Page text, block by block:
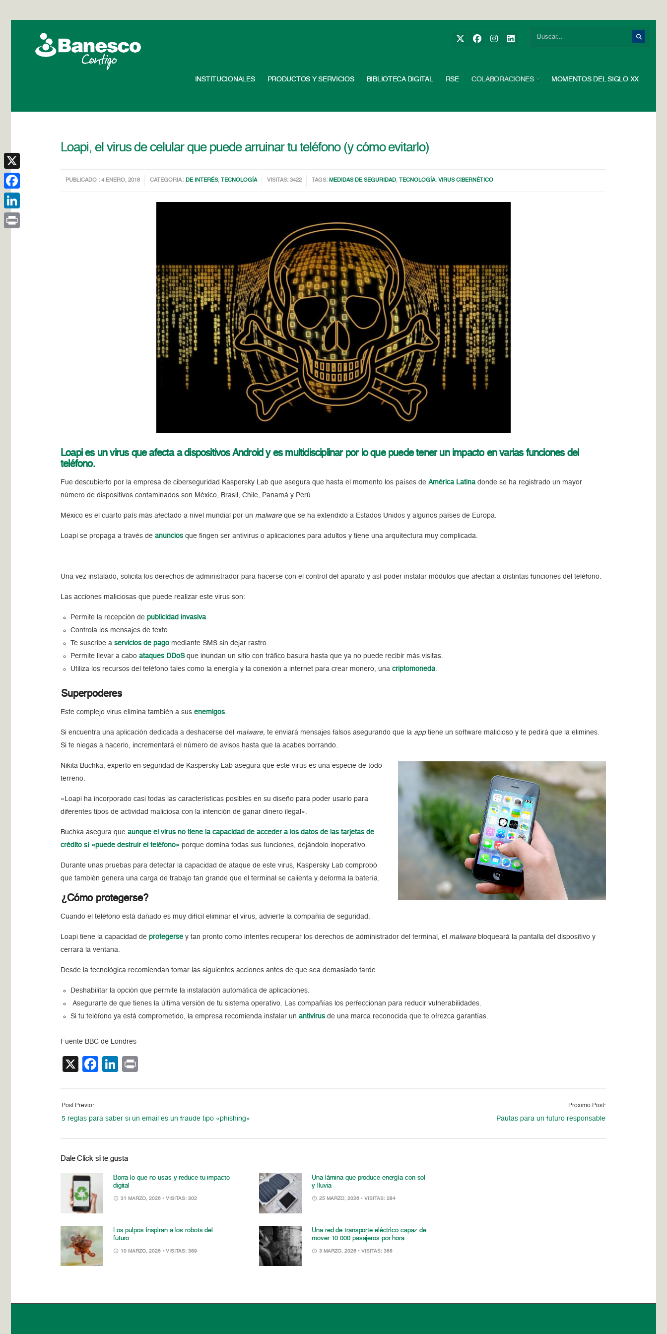
INSTITUCIONALES PRODUCTOS Y SERVICIOS BIBLIOTECA DIGITAL RSE COLABORACIONES MOMENTOS DEL SIGLO XX
Loapi, el virus de celular que puede arruinar tu teléfono (y cómo evitarlo)
PUBLICADO : 4 ENERO, 2018 CATEGORIA : DE INTERÉS, TECNOLOGÍA VISITAS: 3422 TAGS: MEDIDAS DE SEGURIDAD, TECNOLOGÍA,VIRUS CIBERNÉTICO
Loapi es un virus que afecta a dispositivos Android y es multidisciplinar por lo que puede tener un impacto en varias funciones del
teléfono.
Fue descubierto por la empresa de ciberseguridad Kaspersky Lab que asegura que hasta el momento los países deAmérica Latina donde se ha registrado un mayor
número de dispositivos contaminados son México, Brasil, Chile, Panamá y Perú.
México es el cuarto país más afectado a nivel mundial por un malwareque se ha extendido a Estados Unidos y algunos países de Europa.
Loapi se propaga a través deanuncios que fingen ser antivirus o aplicaciones para adultos y tiene una arquitectura muy complicada.
Una vez instalado, solicita los derechos de administrador para hacerse con el control del aparato y así poder instalar módulos que afectan a distintas funciones del teléfono.
Las acciones maliciosas que puede realizar este virus son:
Permite la recepción de publicidad invasiva
Controla los mensajes de texto.
Te suscribe aservicios de pago mediante SMS sin dejar rastro.
Permite llevar a caboataques DDoS que inundan un sitio con tráfico basura hasta que ya no puede recibir más visitas.
Utiliza los recursos del teléfono tales como la energía y la conexión a internet para crear monero, unacriptomoneda
Superpoderes
Este complejo virus elimina también a susenemigos
Si encuentra una aplicación dedicada a deshacerse del malware, te enviará mensajes falsos asegurando que la apptiene un software malicioso y te pedirá que la elimines.
Si te niegas a hacerlo, incrementará el número de avisos hasta que la acabes borrando.
Nikita Buchka, experto en seguridad de Kaspersky Lab asegura que este virus es una especie de todo
terreno.
«Loapi ha incorporado casi todas las características posibles en su diseño para poder usarlo para
diferentes tipos de actividad maliciosa con la intención de ganar dinero ilegal».
Buchka asegura queaunque el virus no tiene la capacidad de acceder a los datos de las tarjetas de
crédito sí «puede destruir el teléfono» porque domina todas sus funciones, dejándolo inoperativo.
Durante unas pruebas para detectar la capacidad de ataque de este virus, Kaspersky Lab comprobó
que también genera una carga de trabajo tan grande que el terminal se calienta y deforma la batería.
¿Cómo protegerse?
Cuando el teléfono está dañado es muy difícil eliminar el virus, advierte la compañía de seguridad.
Loapi tiene la capacidad deprotegerse y tan pronto como intentes recuperar los derechos de administrador del terminal, el malwarebloqueará la pantalla del dispositivo y
cerrará la ventana.
Desde la tecnológica recomiendan tomar las siguientes acciones antes de que sea demasiado tarde:
Deshabilitar la opción que permite la instalación automática de aplicaciones.
Asegurarte de que tienes la última versión de tu sistema operativo. Las compañías los perfeccionan para reducir vulnerabilidades.
Si tu teléfono ya está comprometido, la empresa recomienda instalar unantivirus de una marca reconocida que te ofrezca garantías.
Fuente BBC de Londres​
X Facebook
LinkedIn
Post Previo:
5 reglas para saber si un email es un fraude tipo «phishing»
Proximo Post:
Pautas para un futuro responsable
Dale Click si te gusta
Borra lo que no usas y reduce tu impacto
digital
31 MARZO, 2026 • VISITAS: 302
Una lámina que produce energía con sol
y lluvia
25 MARZO, 2026 • VISITAS: 284
Los pulpos inspiran a los robots del
futuro
10 MARZO, 2026 • VISITAS: 389
Una red de transporte eléctrico capaz de
mover 10.000 pasajeros por hora
3 MARZO, 2026 • VISITAS: 368
X
Facebook
LinkedIn